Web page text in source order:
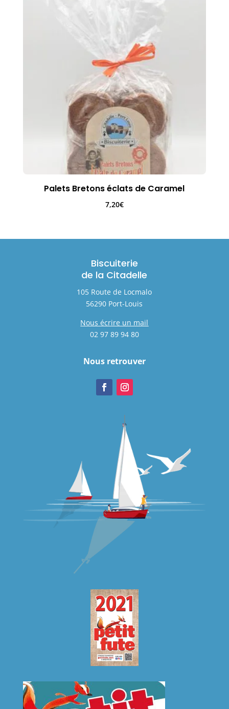
Palets Bretons éclats de Caramel
7,20€
Biscuiterie
de la Citadelle
105 Route de Locmalo
56290 Port-Louis
Nous écrire un mail
02 97 89 94 80
Nous retrouver